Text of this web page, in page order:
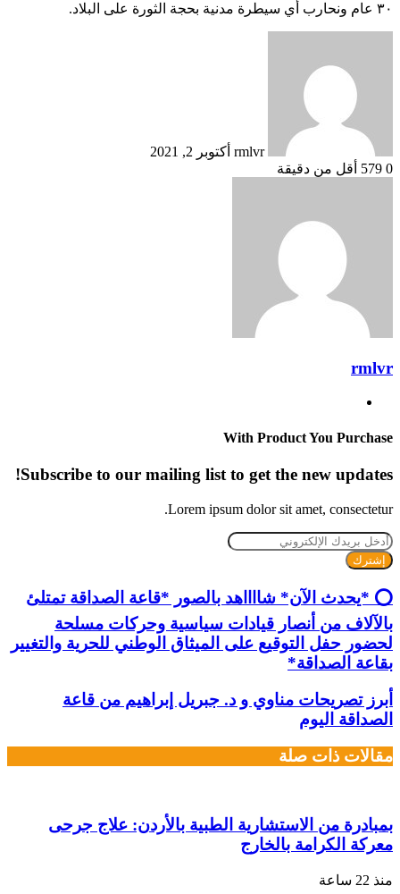
٣٠ عام ونحارب أي سيطرة مدنية بحجة الثورة على البلاد.
rmlvr أكتوبر 2, 2021
0
أقل من دقيقة
rmlvr
With Product You Purchase
Subscribe to our mailing list to get the new updates!
Lorem ipsum dolor sit amet, consectetur.
أدخل
بريدك
الإلكتروني
⭕ *يحدث الآن* شااااهد بالصور *قاعة الصداقة تمتلئ
بالآلاف من أنصار قيادات سياسية وحركات مسلحة
لحضور حفل التوقيع على الميثاق الوطني للحرية والتغيير
بقاعة الصداقة*
أبرز تصريحات مناوي و د. جبريل إبراهيم من قاعة
الصداقة اليوم
مقالات ذات صلة
بمبادرة من الاستشارية الطبية بالأردن: علاج جرحى
معركة الكرامة بالخارج
منذ 22 ساعة